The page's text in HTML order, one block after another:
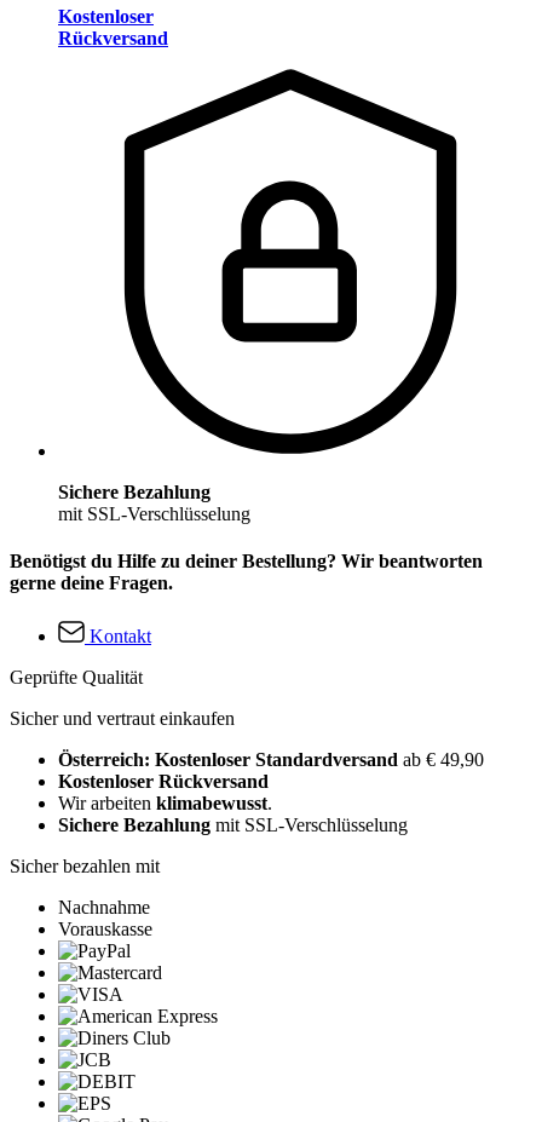
Kostenloser
Rückversand
Sichere Bezahlung
mit SSL-Verschlüsselung
Benötigst du Hilfe zu deiner Bestellung? Wir beantworten
gerne deine Fragen.
Kontakt
Geprüfte Qualität
Sicher und vertraut einkaufen
Österreich: Kostenloser Standardversand ab € 49,90
Kostenloser Rückversand
Wir arbeiten klimabewusst.
Sichere Bezahlung mit SSL-Verschlüsselung
Sicher bezahlen mit
Nachnahme
Vorauskasse